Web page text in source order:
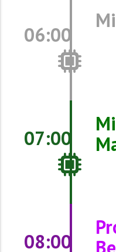
06:00
07:00
08:00